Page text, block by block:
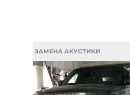
ЗАМЕНА АКУСТИКИ